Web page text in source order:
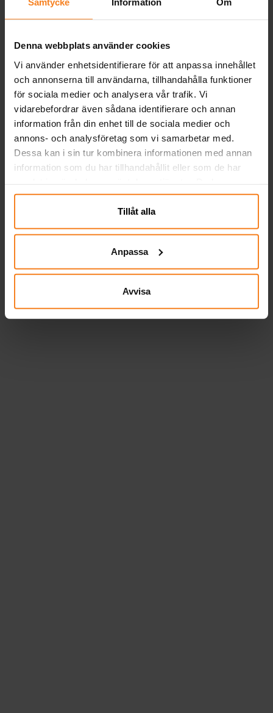
Denna webbplats använder cookies
Vi använder enhetsidentifierare för att anpassa innehållet
och annonserna till användarna, tillhandahålla funktioner
för sociala medier och analysera vår trafik. Vi
vidarebefordrar även sådana identifierare och annan
information från din enhet till de sociala medier och
annons- och analysföretag som vi samarbetar med.
Dessa kan i sin tur kombinera informationen med annan
information som du har tillhandahållit eller som de har
närsomhelst ändra ditt samtycke.
Tillåt alla
Anpassa
Avvisa